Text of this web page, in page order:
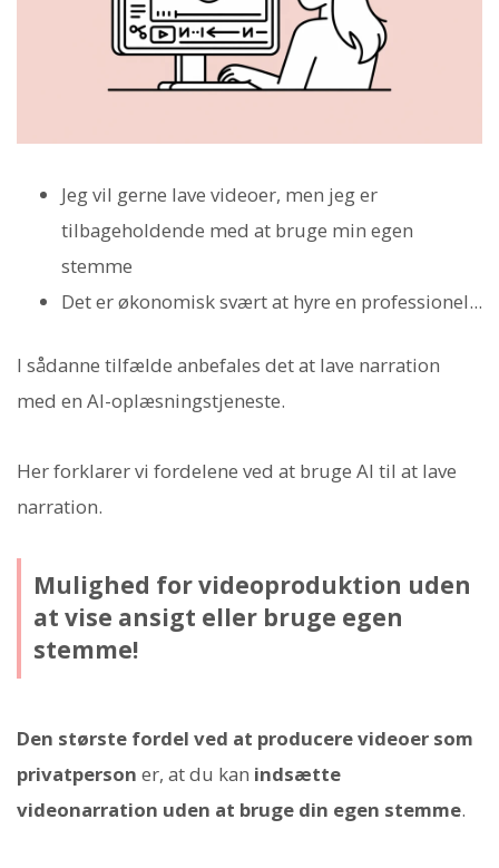
Jeg vil gerne lave videoer, men jeg er
tilbageholdende med at bruge min egen
stemme
Det er økonomisk svært at hyre en professionel...
I sådanne tilfælde anbefales det at lave narration
med en AI-oplæsningstjeneste.
Her forklarer vi fordelene ved at bruge AI til at lave
narration.
Mulighed for videoproduktion uden
at vise ansigt eller bruge egen
stemme!
Den største fordel ved at producere videoer som
privatperson er, at du kan indsætte
videonarration uden at bruge din egen stemme.